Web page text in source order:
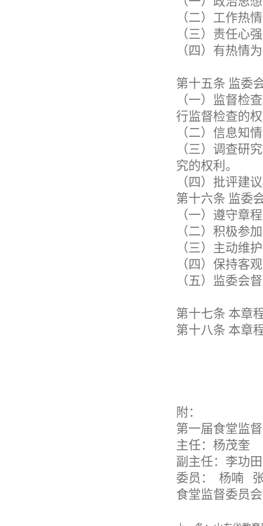
（二）工作热
（三）责任心
（四）有热情
第十五条 监委
（一）监督检
行监督检查的
（二）信息知
（三）调查研
究的权利。
（四）批评建
第十六条 监委
（一）遵守章
（二）积极参
（三）主动维
（四）保持客
（五）监委会
第十七条 本章
第十八条 本章
附：
第一届食堂监
主任：杨茂奎
副主任：李功田
委员：
杨喃
食堂监督委员